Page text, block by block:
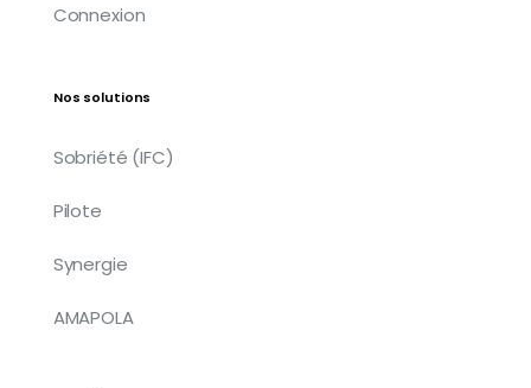
Connexion
Nos solutions
Sobriété (IFC)
Pilote
Synergie
AMAPOLA